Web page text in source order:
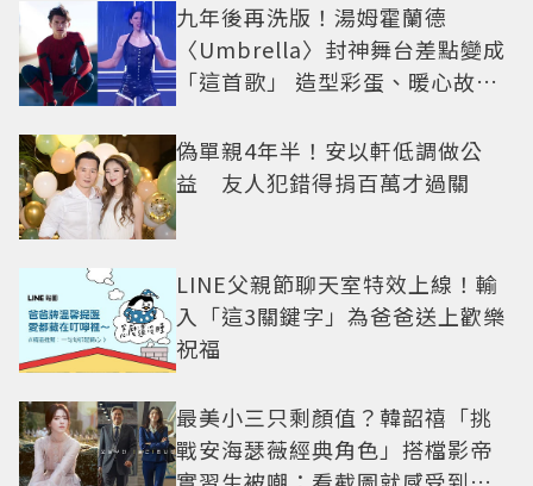
九年後再洗版！湯姆霍蘭德
〈Umbrella〉封神舞台差點變成
「這首歌」 造型彩蛋、暖心故事
偽單親4年半！安以軒低調做公
益 友人犯錯得捐百萬才過關
LINE父親節聊天室特效上線！輸
入「這3關鍵字」為爸爸送上歡樂
祝福
最美小三只剩顏值？韓韶禧「挑
戰安海瑟薇經典角色」搭檔影帝